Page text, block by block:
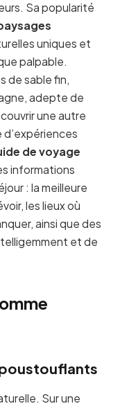
Sa popularité
uniques et
palpable.
de sable fin,
adepte de
une autre
de voyage
informations
: la meilleure
les lieux où
ainsi que des
et de
Sur une